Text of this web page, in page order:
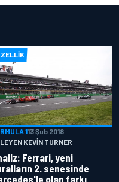
113 Şub 2018
KEVIN TURNER
Ferrari, yeni
2. senesinde
olan farkı